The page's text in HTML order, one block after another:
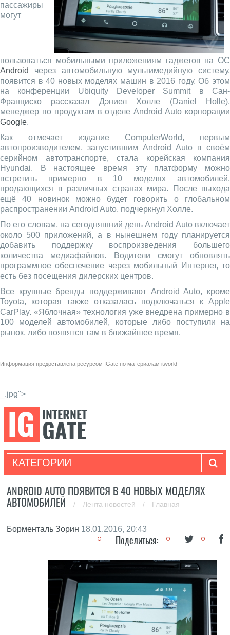
пассажиры
могут
пользоваться мобильными приложениям гаджетов на ОС
Android
через автомобильную мультимедийную систему,
появится в 40 новых моделях машин в 2016 году. Об этом
на конференции Ubiquity Developer Summit в Сан-
Франциско рассказал Дэниел Холле (Daniel Holle),
менеджер по продуктам в отделе Android Auto корпорации
Google.
Как отмечает издание ComputerWorld, первым
автопроизводителем, запустившим Android Auto в своём
серийном автотранспорте, стала корейская компания
Hyundai. В настоящее время эту платформу можно
встретить примерно в 10 моделях автомобилей,
продающихся в различных странах мира. После выхода
ещё 40 новинок можно будет говорить о глобальном
распространении Android Auto, подчеркнул Холле.
По его словам, на сегодняшний день Android Auto включает
около 500 приложений, а в нынешнем году планируется
добавить поддержку воспроизведения большего
количества медиафайлов. Водители смогут обновлять
программное обеспечение через мобильный Интернет, то
есть без посещения дилерских центров.
Все крупные бренды поддерживают Android Auto, кроме
Toyota, которая также отказалась подключаться к Apple
CarPlay. «Яблочная» технология уже внедрена примерно в
100 моделей автомобилей, которые либо поступили на
рынок, либо появятся там в ближайшее время.
Информация предоставлена ресурсом IGate по материалам itworld
_.jpg">
КАТЕГОРИИ
ANDROID AUTO ПОЯВИТСЯ В 40 НОВЫХ МОДЕЛЯХ
АВТОМОБИЛЕЙ
/ Лента новостей / Главная
Борменталь Зорин 18.01.2016, 20:43
Поделиться: